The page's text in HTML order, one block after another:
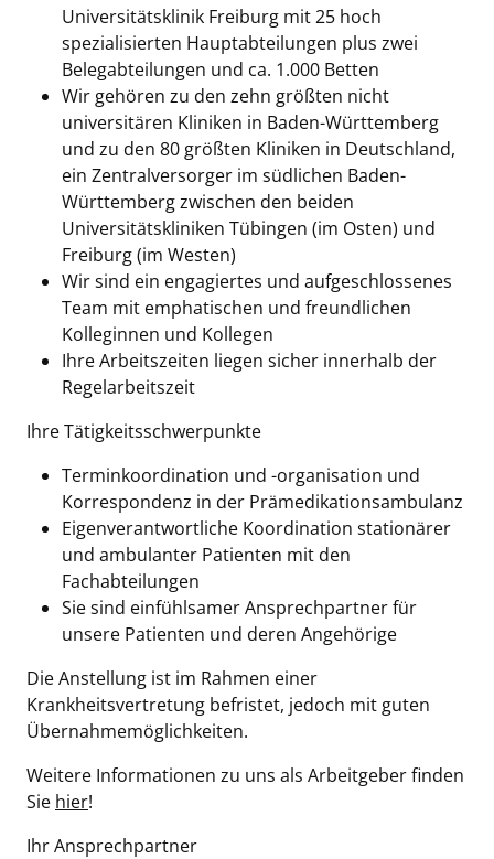
Universitätsklinik Freiburg mit 25 hoch
spezialisierten Hauptabteilungen plus zwei
Belegabteilungen und ca. 1.000 Betten
Wir gehören zu den zehn größten nicht
universitären Kliniken in Baden-Württemberg
und zu den 80 größten Kliniken in Deutschland,
ein Zentralversorger im südlichen Baden-
Württemberg zwischen den beiden
Universitätskliniken Tübingen (im Osten) und
Freiburg (im Westen)
Wir sind ein engagiertes und aufgeschlossenes
Team mit emphatischen und freundlichen
Kolleginnen und Kollegen
Ihre Arbeitszeiten liegen sicher innerhalb der
Regelarbeitszeit
Ihre Tätigkeitsschwerpunkte
Terminkoordination und -organisation und
Korrespondenz in der Prämedikationsambulanz
Eigenverantwortliche Koordination stationärer
und ambulanter Patienten mit den
Fachabteilungen
Sie sind einfühlsamer Ansprechpartner für
unsere Patienten und deren Angehörige
Die Anstellung ist im Rahmen einer
Krankheitsvertretung befristet, jedoch mit guten
Übernahmemöglichkeiten.
Weitere Informationen zu uns als Arbeitgeber finden
Sie hier!
Ihr Ansprechpartner